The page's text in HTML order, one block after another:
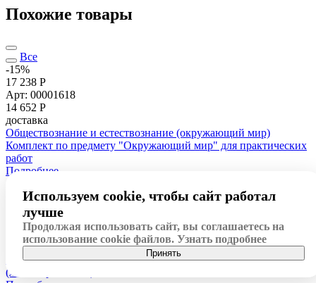
Похожие товары
Все
-15%
17 238 Р
Арт: 00001618
14 652 Р
доставка
Обществознание и естествознание (окружающий мир)
Комплект по предмету "Окружающий мир" для практических
работ
Подробнее
3 483 Р
Арт: 00001659
2 961Р
доставка
Обществознание и естествознание (окружающий мир)
Модель-аппликация "Материки. Знакомство"
(ламинированная)
Используем cookie, чтобы сайт работал
лучше
Продолжая использовать сайт, вы соглашаетесь на
использование cookie файлов. Узнать подробнее
Принять